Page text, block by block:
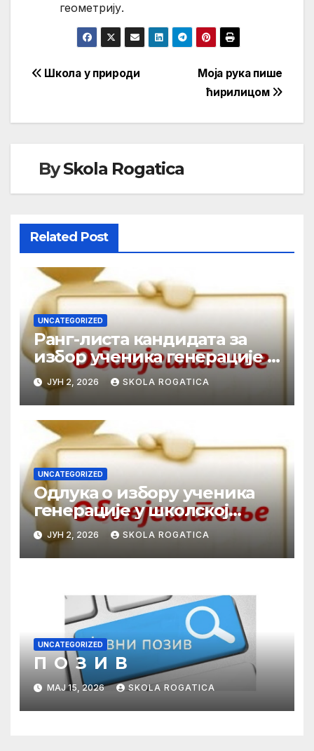
геометрију.
Кретање
Моја рука пише
ћирилицом
Школа у природи
BySkola Rogatica
Related Post
UNCATEGORIZED
Ранг-листа кандидата за
избор ученика генерације у
школској 2025/2026. години
ЈУН 2, 2026 SKOLA ROGATICA
UNCATEGORIZED
Одлука о избору ученика
генерације у школској
2025/2026. години
ЈУН 2, 2026 SKOLA ROGATICA
UNCATEGORIZED
П О З И В
МАЈ 15, 2026 SKOLA ROGATICA